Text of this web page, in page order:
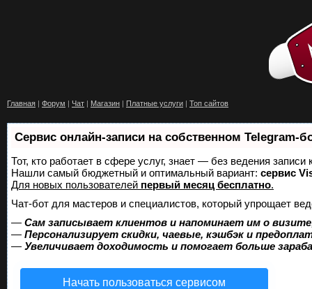
Главная | Форум | Чат | Магазин | Платные услуги | Топ сайтов
Сервис онлайн-записи на собственном Telegram-
Тот, кто работает в сфере услуг, знает — без ведения
Нашли самый бюджетный и оптимальный вариант: сервис
Для новых пользователей первый месяц бесплатно.
Чат-бот для мастеров и специалистов, который упрощает
— Сам записывает клиентов и напоминает им о
— Персонализирует скидки, чаевые, кэшбэк и
— Увеличивает доходимость и помогает больше
Начать пользоваться сервисом